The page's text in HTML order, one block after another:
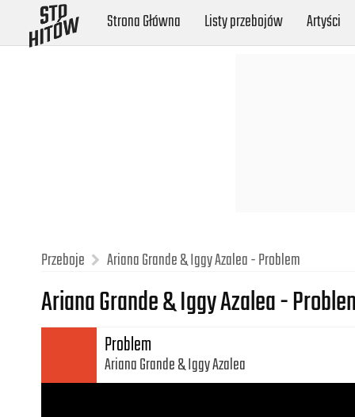
Strona Główna Listy przebojów Artyści
Przeboje Ariana Grande & Iggy Azalea - Problem
Ariana Grande & Iggy Azalea -
Problem
Ariana Grande Iggy Azalea